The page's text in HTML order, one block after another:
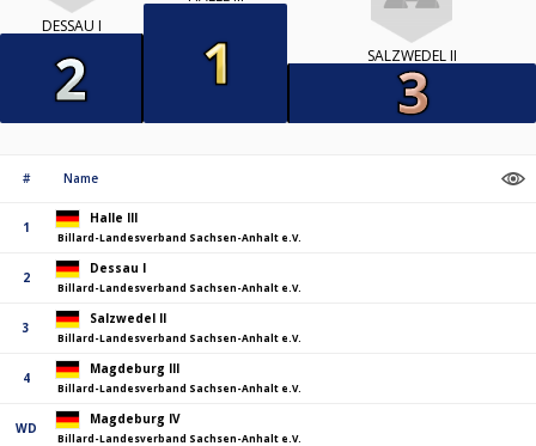
DESSAU I
SALZWEDEL II
# Name
1
Halle III
Billard-Landesverband Sachsen-Anhalt e.V.
2
Dessau I
Billard-Landesverband Sachsen-Anhalt e.V.
3
Salzwedel II
Billard-Landesverband Sachsen-Anhalt e.V.
4
Magdeburg III
Billard-Landesverband Sachsen-Anhalt e.V.
WD
Magdeburg IV
Billard-Landesverband Sachsen-Anhalt e.V.